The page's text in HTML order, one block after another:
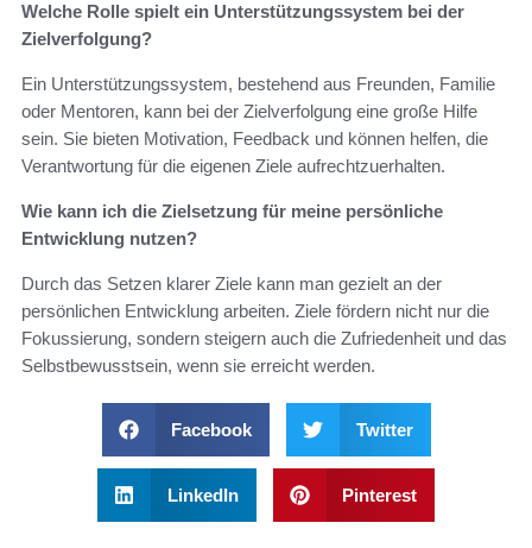
Welche Rolle spielt ein Unterstützungssystem bei der
Zielverfolgung?
Ein Unterstützungssystem, bestehend aus Freunden, Familie
oder Mentoren, kann bei der Zielverfolgung eine große Hilfe
sein. Sie bieten Motivation, Feedback und können helfen, die
Verantwortung für die eigenen Ziele aufrechtzuerhalten.
Wie kann ich die Zielsetzung für meine persönliche
Entwicklung nutzen?
Durch das Setzen klarer Ziele kann man gezielt an der
persönlichen Entwicklung arbeiten. Ziele fördern nicht nur die
Fokussierung, sondern steigern auch die Zufriedenheit und das
Selbstbewusstsein, wenn sie erreicht werden.
Facebook Twitter
LinkedIn Pinterest